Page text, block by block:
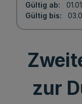
Gültig ab
Gültig bis
zur